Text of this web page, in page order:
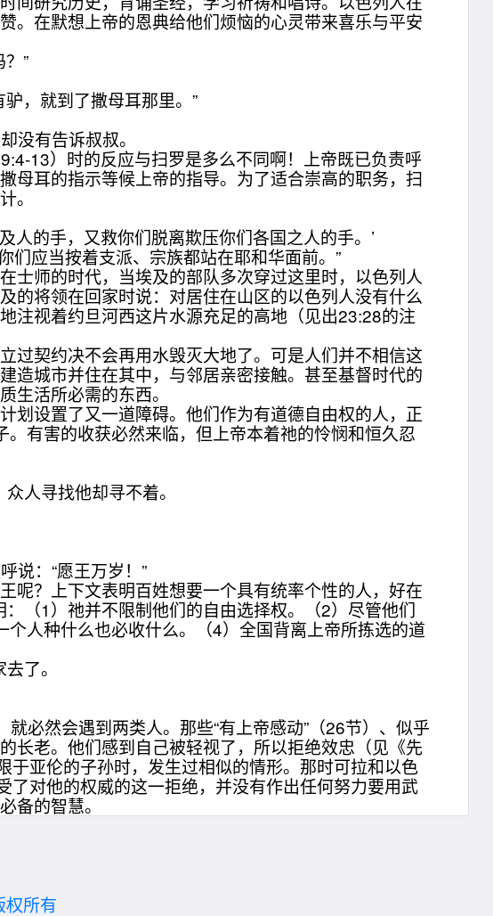
。在默想上帝的恩典给他们烦恼的心灵带来喜乐与平安
”
，就到了撒母耳那里。”
没有告诉叔叔。
13）时的反应与扫罗是多么不同啊！上帝既已负责呼
母耳的指示等候上帝的指导。为了适合崇高的职务，扫
。
人的手，又救你们脱离欺压你们各国之人的手。’
们应当按着支派、宗族都站在耶和华面前。”
师的时代，当埃及的部队多次穿过这里时，以色列人
的将领在回家时说：对居住在山区的以色列人没有什么
注视着约旦河西这片水源充足的高地（见出23:28的注
契约决不会再用水毁灭大地了。可是人们并不相信这
造城市并住在其中，与邻居亲密接触。甚至基督时代的
生活所必需的东西。
设置了又一道障碍。他们作为有道德自由权的人，正
有害的收获必然来临，但上帝本着祂的怜悯和恒久忍
人寻找他却寻不着。
说：“愿王万岁！”
？上下文表明百姓想要一个具有统率个性的人，好在
（1）祂并不限制他们的自由选择权。（2）尽管他们
人种什么也必收什么。（4）全国背离上帝所拣选的道
了。
必然会遇到两类人。那些“有上帝感动”（26节）、似乎
老。他们感到自己被轻视了，所以拒绝效忠（见《先
亚伦的子孙时，发生过相似的情形。那时可拉和以色
对他的权威的这一拒绝，并没有作出任何努力要用武
备的智慧。
所有